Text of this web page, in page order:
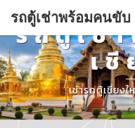
รถตู้เช่าพร้อมคนขับ
รถตู้เช่
เ
เช่ารถตู้เชียงใ